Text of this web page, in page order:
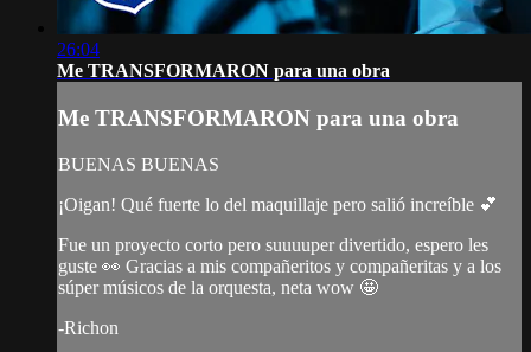
26:04
Me TRANSFORMARON para una obra
Me TRANSFORMARON para una obra
BUENAS BUENAS
¡Oigan! Qué fuerte lo del maquillaje pero salió increíble 💕
Fue un proyecto corto pero suuuuper divertido, espero les
guste 👀 Gracias a mis compañeritos y compañeritas y a los
súper músicos de la orquesta, neta wow 🤩
-Richon